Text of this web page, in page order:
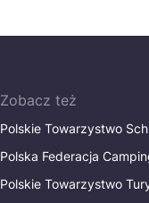
Zobacz też
Polskie Towarzystwo
Polska Federacja
Polskie Towarzystwo